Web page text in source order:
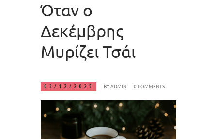
Όταν ο
Δεκέμβρης
Μυρίζει Τσάι
03/12/2025 BYADMIN 0 COMMENTS